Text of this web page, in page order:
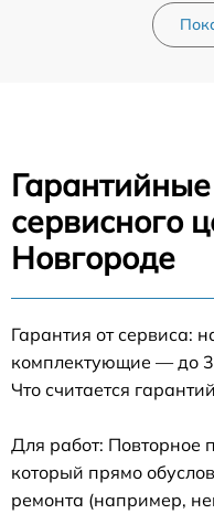
сервисного
Новгороде
Гарантия от сервиса:
комплектующие — до 3
Что считается
Для работ: Повторное
который прямо
ремонта (например,